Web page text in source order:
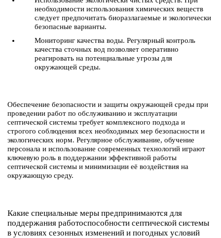
необходимости использования химических веществ
следует предпочитать биоразлагаемые и экологически
безопасные варианты.
Мониторинг качества воды. Регулярный контроль
качества сточных вод позволяет оперативно
реагировать на потенциальные угрозы для
окружающей среды.
Обеспечение безопасности и защиты окружающей среды при
проведении работ по обслуживанию и эксплуатации
септической системы требует комплексного подхода и
строгого соблюдения всех необходимых мер безопасности и
экологических норм. Регулярное обслуживание, обучение
персонала и использование современных технологий играют
ключевую роль в поддержании эффективной работы
септической системы и минимизации её воздействия на
окружающую среду.
Какие специальные меры предпринимаются для
поддержания работоспособности септической системы
в условиях сезонных изменений и погодных условий